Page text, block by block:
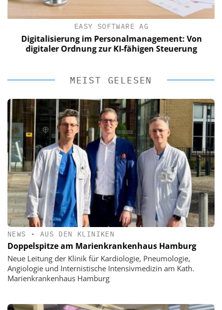
EASY SOFTWARE AG
Digitalisierung im Personalmanagement: Von
digitaler Ordnung zur KI-fähigen Steuerung
MEIST GELESEN
NEWS • AUS DEN KLINIKEN
Doppelspitze am Marienkrankenhaus Hamburg
Neue Leitung der Klinik für Kardiologie, Pneumologie,
Angiologie und Internistische Intensivmedizin am Kath.
Marienkrankenhaus Hamburg